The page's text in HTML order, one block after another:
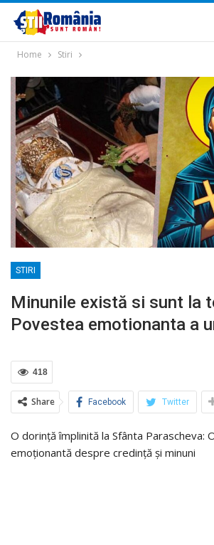
Home Stiri
STIRI
Minunile există si sunt la
Povestea emotionanta a
418
Share Facebook Twitter
O dorință împlinită la Sfânta Parascheva:
emoționantă despre credință și minuni